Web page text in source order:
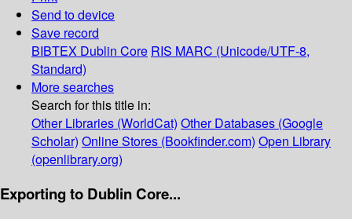
Send to device
Save record
BIBTEX Dublin Core RIS MARC (Unicode/UTF-8,
Standard)
More searches
Search for this title in:
Other Libraries (WorldCat) Other Databases (Google
Scholar) Online Stores (Bookfinder.com) Open Library
(openlibrary.org)
Exporting to Dublin Core...